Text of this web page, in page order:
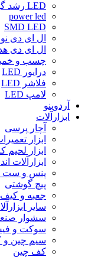
LED رشد گیاه
power led
SMD LED
ال ای دی
ال ای دی
چسب و
درایور LED
فلاشر LED
لامپ LED
آردوینو
ابزارآلات
آچار پرسی
ابزار
ابزار لحیم
ابزارآلات
پنس و ست
پیچ گوشتی
جعبه و کیف
سایر
سشوار
سوکت و
سیم چین و
کف چین